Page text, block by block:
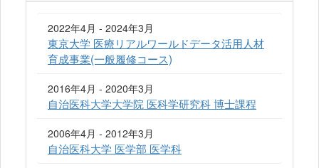
2022年4月 - 2024年3月
東京大学 医療リアルワールドデータ活用人材
育成事業(一般履修コース)
2016年4月 - 2020年3月
自治医科大学大学院 医科学研究科 博士課程
2006年4月 - 2012年3月
自治医科大学 医学部 医学科